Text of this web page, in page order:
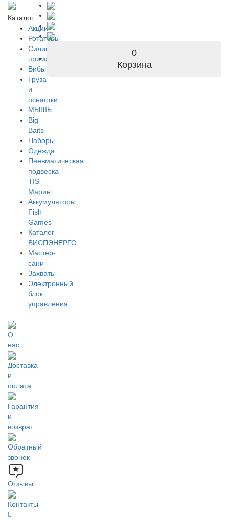
Каталог
Акции
Ротаторы
Силиконовые
приманки
Вибы
Груза
и
оснастки
МЫШЬ
Big
Baits
Наборы
Одежда
Пневматическая
подвеска
TIS
Марин
Аккумуляторы
Fish
Games
Каталог
ВИСПЭНЕРГО
Мастер-
сани
Захваты
Электронный
блок
управления
О
нас
Доставка
и
оплата
Гарантия
и
возврат
Обратный
звонок
Отзывы
Контакты
0
Корзина